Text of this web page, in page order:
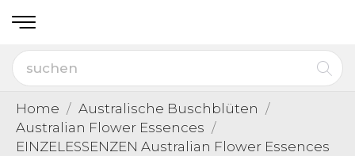
Home
Australische Buschblüten
Australian Flower Essences
EINZELESSENZEN Australian Flower Essences